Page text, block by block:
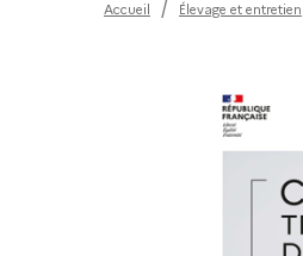
Accueil Élevage et entretien